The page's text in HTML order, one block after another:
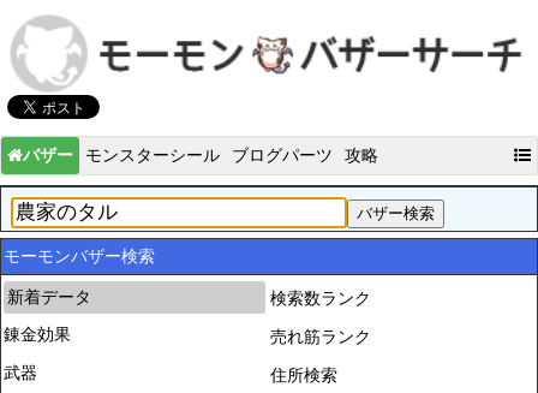
バザー モンスターシール ブログパーツ 攻略
モーモンバザー検索
新着データ
錬金効果
武器
検索数ランク
売れ筋ランク
住所検索